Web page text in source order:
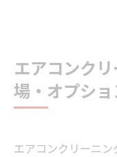
エアコンク
場・オプシ
エアコンクリーニ